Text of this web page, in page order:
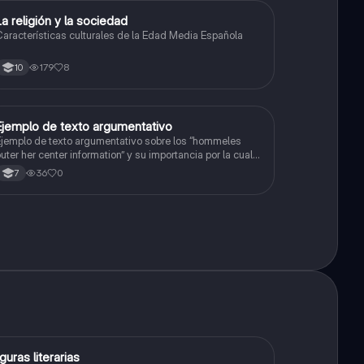
Lengua Castellana
religión y la sociedad
culturales de la Edad Media Española
10 179 8
Lengua Castellana
de texto argumentativo
de texto argumentativo sobre los “hommeles
her center information” y su importancia por la cual
estar en todo el mundo
7 36 0
Lengua Castellana
literarias